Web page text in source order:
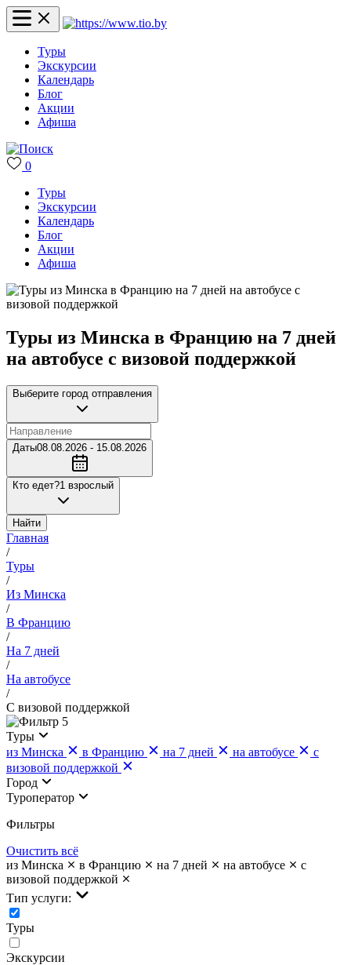
Туры
Экскурсии
Календарь
Блог
Акции
Афиша
0
Туры
Экскурсии
Календарь
Блог
Акции
Афиша
Туры из Минска в Францию на 7 дней
на автобусе с визовой поддержкой
Выберите город отправления
Даты08.08.2026 - 15.08.2026
Кто едет?1 взрослый
Найти
Главная
/
Туры
/
Из Минска
/
В Францию
/
На 7 дней
/
На автобусе
/
С визовой поддержкой
5
Туры
из Минска
в Францию на 7 дней на автобусе
с
визовой поддержкой
Город
Туроператор
Фильтры
Очистить всё
из Минска
в Францию на 7 дней на автобусе
с
визовой поддержкой
Тип услуги:
Туры
Экскурсии